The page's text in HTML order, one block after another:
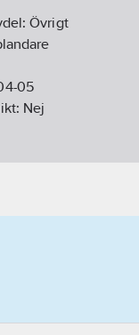
Övrigt
05
Nej